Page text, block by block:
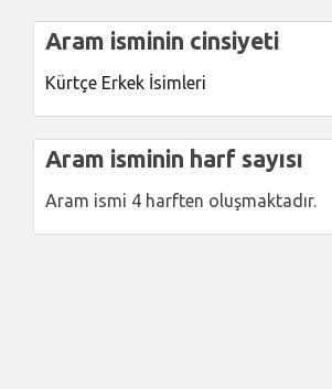
Aram isminin cinsiyeti
Kürtçe Erkek İsimleri
Aram isminin harf sayısı
Aram ismi 4 harften oluşmaktadır.